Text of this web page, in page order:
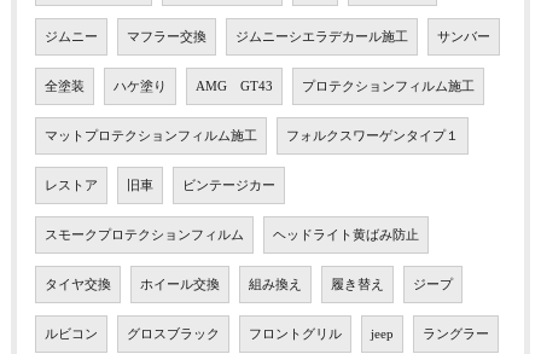
ジムニー マフラー交換 ジムニーシエラデカール施工 サンバー
全塗装 ハケ塗り AMG GT43 プロテクションフィルム施工
マットプロテクションフィルム施工 フォルクスワーゲンタイプ１
レストア 旧車 ビンテージカー
スモークプロテクションフィルム ヘッドライト黄ばみ防止
タイヤ交換 ホイール交換 組み換え 履き替え ジープ
ルビコン グロスブラック フロントグリル jeep ラングラー